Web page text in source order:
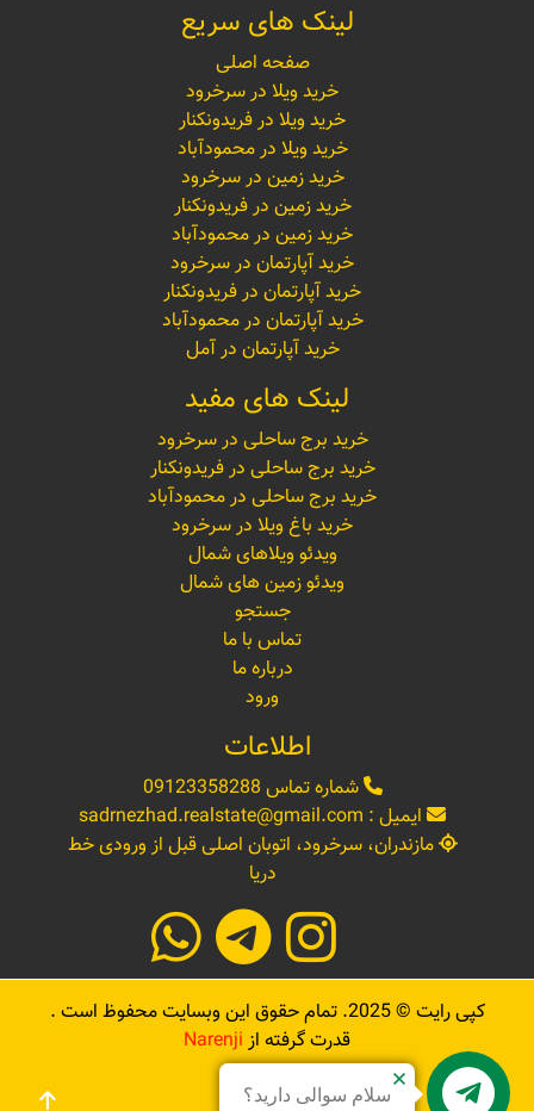
لینک های سریع
صفحه اصلی
خرید ویلا در سرخرود
خرید ویلا در فریدونکنار
خرید ویلا در محمودآباد
خرید زمین در سرخرود
خرید زمین در فریدونکنار
خرید زمین در محمودآباد
خرید آپارتمان در سرخرود
خرید آپارتمان در فریدونکنار
خرید آپارتمان در محمودآباد
خرید آپارتمان در آمل
لینک های مفید
خرید برج ساحلی در سرخرود
خرید برج ساحلی در فریدونکنار
خرید برج ساحلی در محمودآباد
خرید باغ ویلا در سرخرود
ویدئو ویلاهای شمال
ویدئو زمین های شمال
جستجو
تماس با ما
درباره ما
ورود
اطلاعات
شماره تماس 09123358288
ایمیل : sadrnezhad.realstate@gmail.com
مازندران، سرخرود، اتوبان اصلی قبل از ورودی خط
دریا
کپی رایت ©2025. تمام حقوق این وبسایت محفوظ است .
قدرت گرفته از Narenji
Sadrnezhad
سلام سوالی دارید؟